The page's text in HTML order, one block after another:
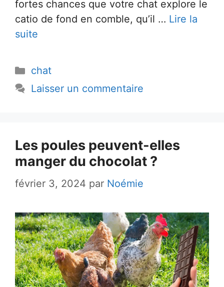
fortes chances que votre chat explore le
catio de fond en comble, qu’il … Lire la
suite
Catégories
chat
Laisser un commentaire
Les poules peuvent-elles
manger du chocolat ?
février 3, 2024 par Noémie